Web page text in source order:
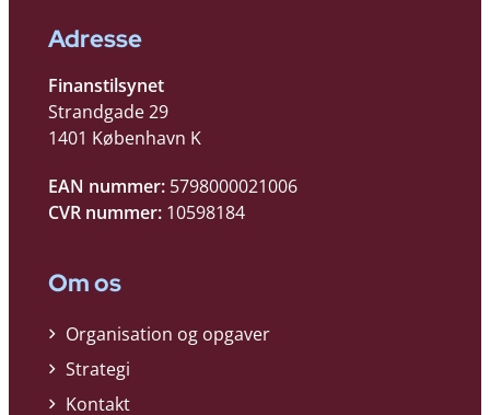
Adresse
Finanstilsynet
Strandgade 29
1401 København K
EAN nummer: 5798000021006
CVR nummer: 10598184
Om os
Organisation og opgaver
Strategi
Kontakt